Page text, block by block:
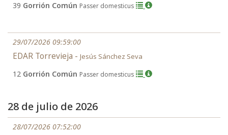
39 Gorrión Común Passer domesticus
29/07/2026 09:59:00
EDAR Torrevieja - Jesús Sánchez Seva
12 Gorrión Común Passer domesticus
28 de julio de 2026
28/07/2026 07:52:00